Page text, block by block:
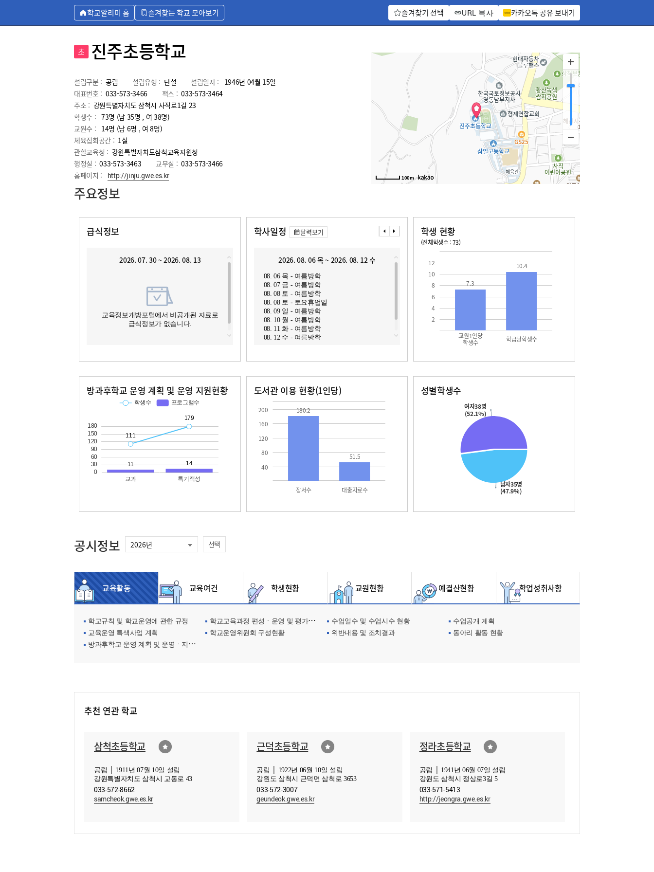
학교알리미 홈 즐겨찾는 학교 모아보기 즐겨찾기 선택 URL 복사 카카오톡 공유 보내기
초 진주초등학교
설립구분 : 공립 설립유형 : 단설 설립일자 :
1946년 04월 15일
대표번호 : 033-573-3466 팩스 : 033-573-3464
주소 : 강원특별자치도 삼척시 사직로1길 23
학생수 : 73명 (남 35명 , 여 38명)
교원수 : 14명 (남 6명 , 여8명)
체육집회공간 : 1실
관할교육청 : 강원특별자치도삼척교육지원청
행정실 : 033-573-3463 교무실 : 033-573-3466
홈페이지 :
http://jinju.gwe.es.kr 100m
주요정보
급식정보
2026. 07. 30 ~ 2026. 08. 13
교육정보개방포털에서 비공개된 자료로
급식정보가 없습니다.
학사일정 달력보기
2026. 08. 06 목 ~ 2026. 08. 12 수
08. 06 목 - 여름방학
08. 07 금 - 여름방학
08. 08 토 - 여름방학
08. 08 토 - 토요휴업일
08. 09 일 - 여름방학
08. 10 월 - 여름방학
08. 11 화 - 여름방학
08. 12 수 - 여름방학
2026. 08. 13 목 ~ 2026. 08. 19 수
08. 13 목 - 여름방학
08. 14 금 - 여름방학
08. 15 토 - 여름방학
08. 16 일 - 여름방학
08. 17 월 - 여름방학
08. 17 월 - 대체공휴일
08. 18 화 - 여름방학
08. 19 수 - 여름방학
학생 현황
(전체학생수 : 73)
2
4
6
8
10
12
교원1인당
학생수 학급당학생수
7.3
10.4
방과후학교 운영 계획 및 운영 지원현황 도서관 이용 현황(1인당)
40
80
120
160
200
장서수 대출자료수
180.2
51.5
성별학생수
남자35명
(47.9%)
여자38명
(52.1%)
공시정보 선택
교육활동 교육여건 학생현황 교원현황 예결산현황 학업성취사항
학교규칙 및 학교운영에 관한 규정 학교교육과정 편성ㆍ운영 및 평가에 관한 사항 수업일수 및 수업시수 현황
수업공개 계획
교육운영 특색사업 계획
학교운영위원회 구성현황 위반내용 및 조치결과
동아리 활동 현황
방과후학교 운영 계획 및 운영ㆍ지원현황
추천 연관 학교
삼척초등학교
공립 │ 1911년 07월 10일 설립
강원특별자치도 삼척시 교동로 43
033-572-8662
samcheok.gwe.es.kr
근덕초등학교
공립 │ 1922년 06월 10일 설립
강원도 삼척시 근덕면 삼척로 3653
033-572-3007
geundeok.gwe.es.kr
정라초등학교
공립 │ 1941년 06월 07일 설립
강원도 삼척시 정상로3길 5
033-571-5413
http://jeongra.gwe.es.kr